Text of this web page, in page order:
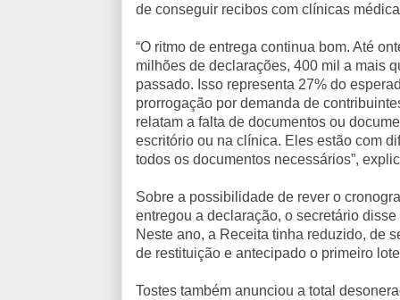
de conseguir recibos com clínicas
“O ritmo de entrega continua bom. Até
milhões de declarações, 400 mil a mais
passado. Isso representa 27% do
prorrogação por demanda de
relatam a falta de documentos ou
escritório ou na clínica. Eles estão com
todos os documentos necessários”,
Sobre a possibilidade de rever o
entregou a declaração, o secretário
Neste ano, a Receita tinha reduzido, de
de restituição e antecipado o primeiro
Tostes também anunciou a total